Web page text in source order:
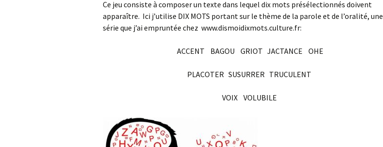
Ce jeu consiste à composer un texte dans lequel dix mots présélectionnés doivent
apparaître. Ici j’utilise DIX MOTS portant sur le thème de la parole et de l’oralité, une
série que j’ai empruntée chez www.dismoidixmots.culture.fr:
ACCENT BAGOU GRIOT JACTANCE OHE
PLACOTER SUSURRER TRUCULENT
VOIX VOLUBILE